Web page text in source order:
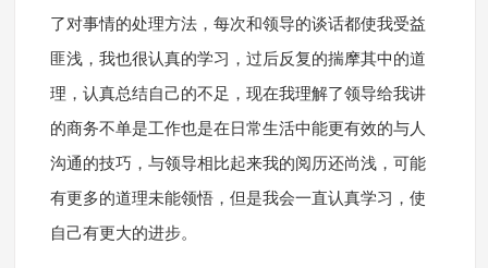
了对事情的处理方法，每次和领导的谈话都使我受益
匪浅，我也很认真的学习，过后反复的揣摩其中的道
理，认真总结自己的不足，现在我理解了领导给我讲
的商务不单是工作也是在日常生活中能更有效的与人
沟通的技巧，与领导相比起来我的阅历还尚浅，可能
有更多的道理未能领悟，但是我会一直认真学习，使
自己有更大的进步。